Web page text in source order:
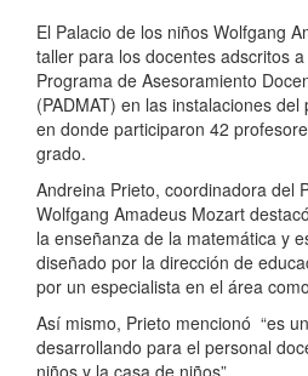
El Palacio de los niños Wolfgang
taller para los docentes adscritos
Programa de Asesoramiento
(PADMAT) en las instalaciones
en donde participaron 42
grado.
Andreina Prieto, coordinadora del
Wolfgang Amadeus Mozart
la enseñanza de la matemática y
diseñado por la dirección de
por un especialista en el área
Así mismo, Prieto mencionó “es
desarrollando para el personal